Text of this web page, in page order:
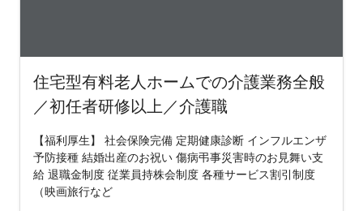
住宅型有料老人ホームでの介護業務全般
／初任者研修以上／介護職
【福利厚生】 社会保険完備 定期健康診断 インフルエンザ
予防接種 結婚出産のお祝い 傷病弔事災害時のお見舞い支
給 退職金制度 従業員持株会制度 各種サービス割引制度
（映画旅行など